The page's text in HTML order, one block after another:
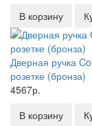
В корзину
Дверная ручка
розетке (бронза)
4567р.
В корзину